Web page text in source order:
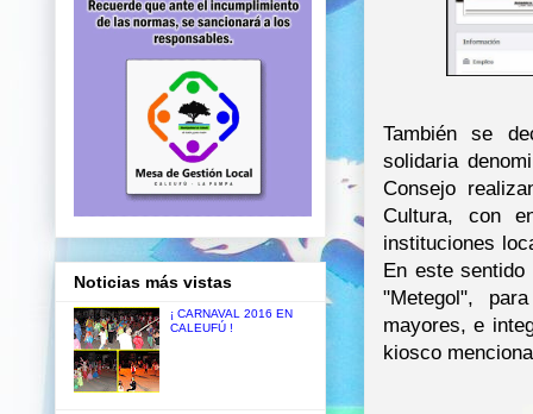
También se
solidaria
Consejo
Cultura, con
instituciones
En este
"Metegol",
mayores, e
kiosco
Noticias más vistas
¡ CARNAVAL 2016 EN
CALEUFÚ !